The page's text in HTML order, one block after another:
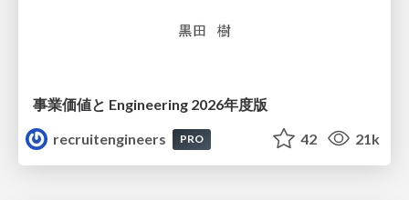
事業価値と Engineering 2026年度版
recruitengineers
PRO 42 21k